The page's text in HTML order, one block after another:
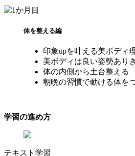
体を整える編
印象upを叶える美ボディ
美ボディは良い姿勢ありき
体の内側から土台整える
朝晩の習慣で動ける体を
学習の進め方
テキスト学習